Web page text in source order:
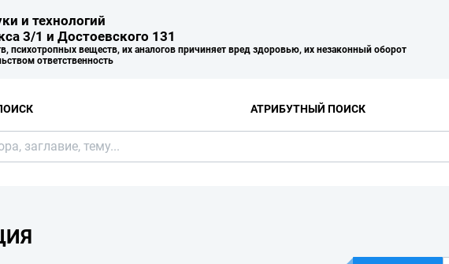
и технологий
3/1 и Достоевского 131
психотропных веществ, их аналогов причиняет вред здоровью, их незаконный оборот
ответственность
АТРИБУТНЫЙ ПОИСК